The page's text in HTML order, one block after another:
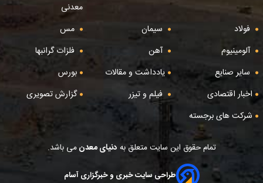
معدنی
فولاد
سیمان
مس
آلومینیوم
آهن
فلزات گرانبها
سایر صنایع
یادداشت و مقالات
بورس
اخبار اقتصادی
فیلم و تیزر
گزارش تصویری
شرکت های برجسته
تمام حقوق این سایت متعلق به دنیای معدنمی باشد.
طراحی سایت خبری و خبرگزاری آسام